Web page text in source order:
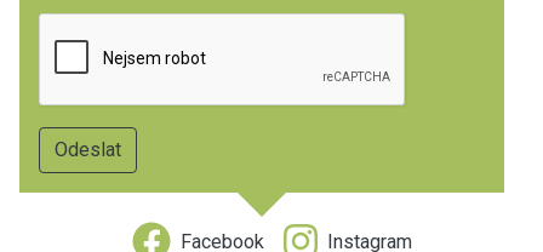
Facebook Instagram